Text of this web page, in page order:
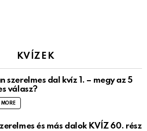
KVÍZEK
szerelmes dal kvíz 1. – megy az 5
válasz?
MORE
és más dalok KVÍZ 60. rész